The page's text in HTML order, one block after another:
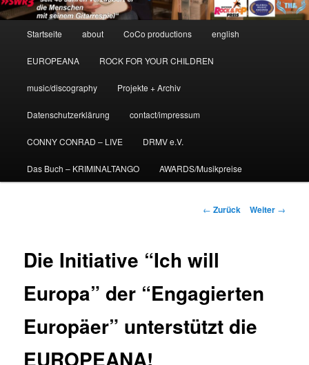
Startseite about CoCo productions english
EUROPEANA ROCK FOR YOUR CHILDREN
music/discography Projekte + Archiv
Datenschutzerklärung contact/impressum
CONNY CONRAD – LIVE DRMV e.V.
Das Buch – KRIMINALTANGO AWARDS/Musikpreise
Beitrags-
← Zurück Weiter →
Die Initiative “Ich will
Europa” der “Engagierten
Europäer” unterstützt die
EUROPEANA!